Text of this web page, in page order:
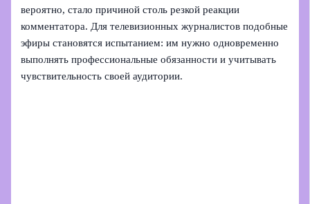
вероятно, стало причиной столь резкой реакции
комментатора. Для телевизионных журналистов подобные
эфиры становятся испытанием: им нужно одновременно
выполнять профессиональные обязанности и учитывать
чувствительность своей аудитории.